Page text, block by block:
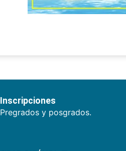
Inscripciones
Pregrados y posgrados.